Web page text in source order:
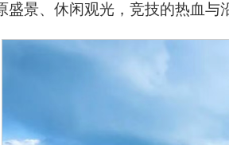
盛景、休闲观光，竞技的热血